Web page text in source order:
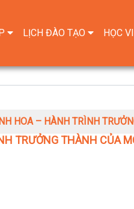
LỊCH ĐÀO TẠO HỌC
HOA – HÀNH TRÌNH
TRƯỞNG THÀNH CỦA